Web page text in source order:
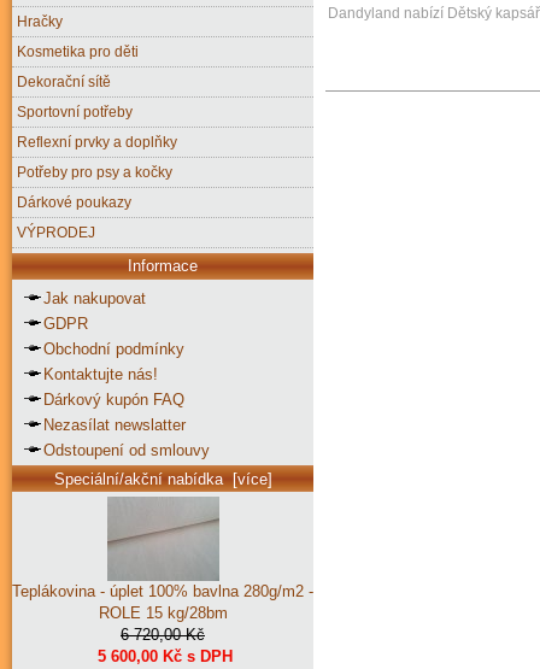
Dandyland nabízí Dětský
Hračky
Kosmetika pro děti
Dekorační sítě
Sportovní potřeby
Reflexní prvky a doplňky
Potřeby pro psy a kočky
Dárkové poukazy
VÝPRODEJ
Informace
Jak nakupovat
GDPR
Obchodní podmínky
Kontaktujte nás!
Dárkový kupón FAQ
Nezasílat newslatter
Odstoupení od smlouvy
Speciální/akční nabídka [více]
Teplákovina - úplet 100% bavlna 280g/m2 -
ROLE 15 kg/28bm
6 720,00 Kč
5 600,00 Kč s DPH